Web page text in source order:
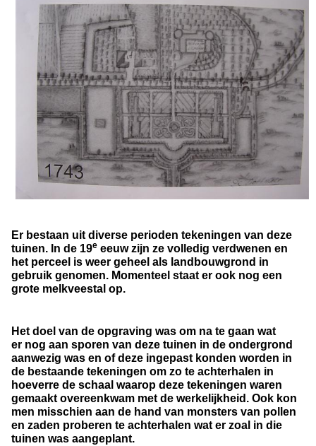
Er bestaan uit diverse perioden tekeningen van deze
tuinen. In de 19e eeuw zijn ze volledig verdwenen en
het perceel is weer geheel als landbouwgrond in
gebruik genomen. Momenteel staat er ook nog een
grote melkveestal op.
Het doel van de opgraving was om na te gaan wat
er nog aan sporen van deze tuinen in de ondergrond
aanwezig was en of deze ingepast konden worden in
de bestaande tekeningen om zo te achterhalen in
hoeverre de schaal waarop deze tekeningen waren
gemaakt overeenkwam met de werkelijkheid. Ook kon
men misschien aan de hand van monsters van pollen
en zaden proberen te achterhalen wat er zoal in die
tuinen was aangeplant.